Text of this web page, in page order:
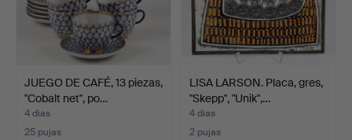
JUEGO DE CAFÉ, 13 piezas,
"Cobalt net", po…
4 días
25 pujas
LISA LARSON. Placa, gres,
"Skepp", "Unik",…
4 días
2 pujas